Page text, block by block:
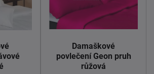
Damaškové
povlečení Geon pruh
růžová